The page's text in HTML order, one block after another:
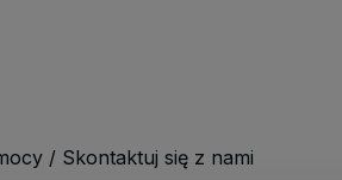
/ Skontaktuj się z nami